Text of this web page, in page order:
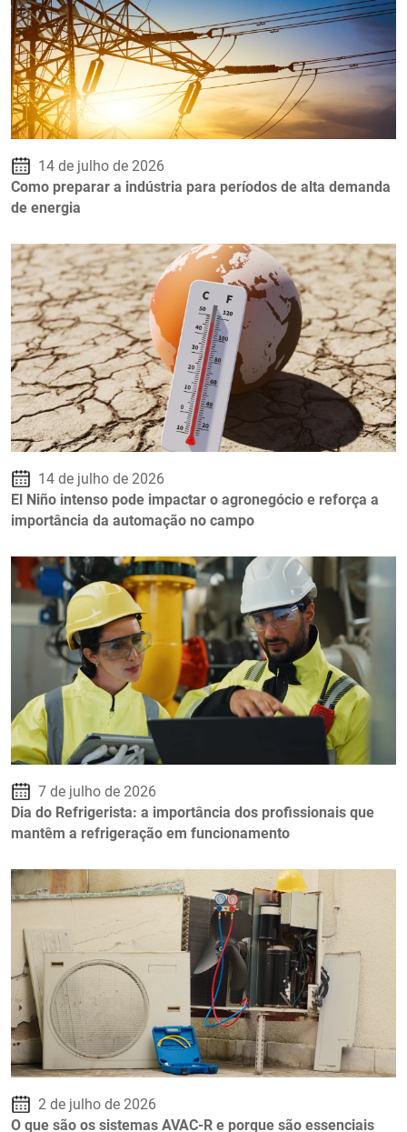
14 de julho de 2026
Como preparar a indústria para períodos de alta demanda
de energia
14 de julho de 2026
El Niño intenso pode impactar o agronegócio e reforça a
importância da automação no campo
7 de julho de 2026
Dia do Refrigerista: a importância dos profissionais que
mantêm a refrigeração em funcionamento
2 de julho de 2026
O que são os sistemas AVAC-R e porque são essenciais